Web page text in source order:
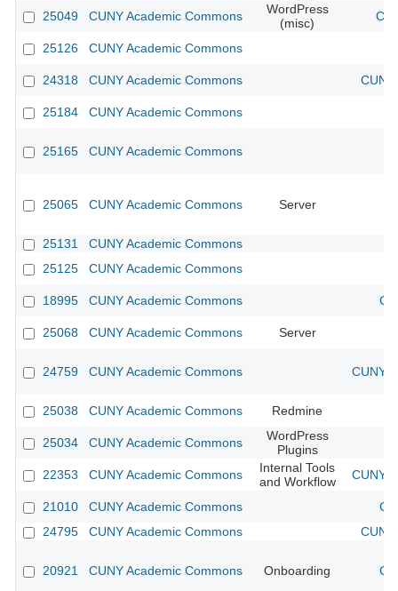
25049 CUNY Academic Commons
WordPress
(misc)
25126 CUNY Academic Commons
24318 CUNY Academic Commons
25184 CUNY Academic Commons
25165 CUNY Academic Commons
25065 CUNY Academic Commons Server
25131
CUNY Academic Commons
25125
CUNY Academic Commons
18995 CUNY Academic Commons
25068 CUNY Academic Commons Server
24759 CUNY Academic Commons CUNY
25038 CUNY Academic Commons Redmine
25034 CUNY Academic Commons
WordPress
Plugins
22353
CUNY Academic Commons
Internal Tools
and Workflow
CUNY
21010 CUNY Academic Commons
24795
CUNY Academic Commons
20921 CUNY Academic Commons Onboarding